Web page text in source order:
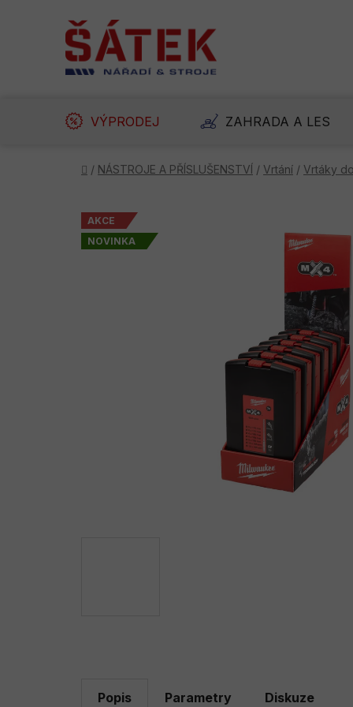
VÝPRODEJ ZAHRADA A LES
Domů
/ NÁSTROJE A PŘÍSLUŠENSTVÍ / Vrtání / Vrtáky
AKCE
NOVINKA
Popis Parametry Diskuze